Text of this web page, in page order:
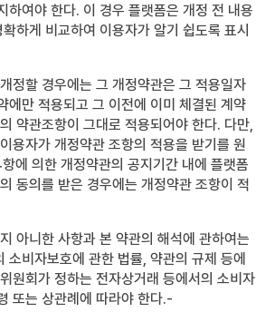
하여야 한다. 이 경우 플랫폼은 개정 전 내용
하게 비교하여 이용자가 알기 쉽도록 표시
정할 경우에는 그 개정약관은 그 적용일자
에만 적용되고 그 이전에 이미 체결된 계약
약관조항이 그대로 적용되어야 한다. 다만,
용자가 개정약관 조항의 적용을 받기를 원
에 의한 개정약관의 공지기간 내에 플랫폼
동의를 받은 경우에는 개정약관 조항이 적
아니한 사항과 본 약관의 해석에 관하여는
소비자보호에 관한 법률, 약관의 규제 등에
원회가 정하는 전자상거래 등에서의 소비자
또는 상관례에 따라야 한다.-